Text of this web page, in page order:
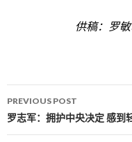
供稿：罗
Post
PREVIOUS POST
罗志军：拥护中央决定 感到